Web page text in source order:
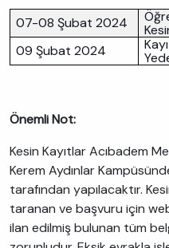
07-08 Şubat 2024
09 Şubat 2024
Önemli Not:
Kesin Kayıtlar Acıbadem
Kerem Aydınlar
tarafından yapılacaktır.
taranan ve başvuru için
ilan edilmiş bulunan tüm